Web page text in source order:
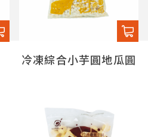
冷凍綜合小芋圓地瓜圓